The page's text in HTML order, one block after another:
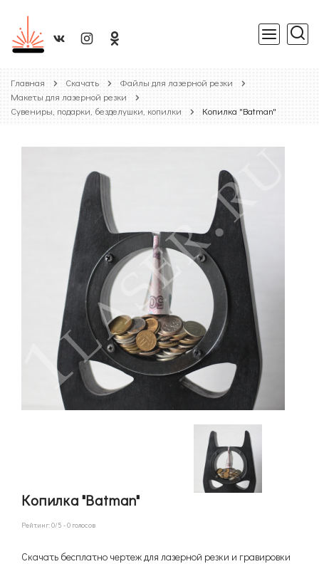
Главная Скачать
Файлы для лазерной резки
Макеты для лазерной резки
Сувениры, подарки, безделушки, копилки
Копилка "Batman"
Копилка "Batman"
Рейтинг:0/5 -0 голосов
Скачать бесплатно чертеж для лазерной резки и гравировки